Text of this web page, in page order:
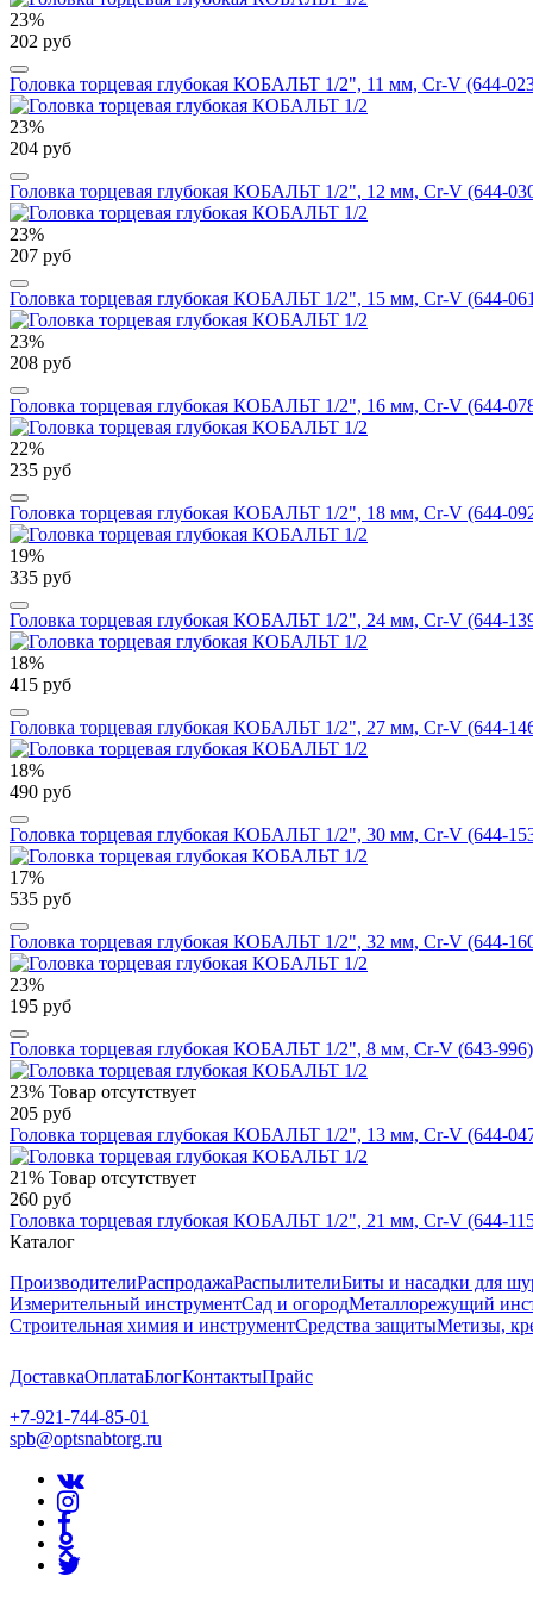
23%
202 руб
Головка торцевая глубокая КОБАЛЬТ 1/2", 11 мм, Cr-V (644-
23%
204 руб
Головка торцевая глубокая КОБАЛЬТ 1/2", 12 мм, Cr-V (644-
23%
207 руб
Головка торцевая глубокая КОБАЛЬТ 1/2", 15 мм, Cr-V (644-
23%
208 руб
Головка торцевая глубокая КОБАЛЬТ 1/2", 16 мм, Cr-V (644-
22%
235 руб
Головка торцевая глубокая КОБАЛЬТ 1/2", 18 мм, Cr-V (644-
19%
335 руб
Головка торцевая глубокая КОБАЛЬТ 1/2", 24 мм, Cr-V (644-
18%
415 руб
Головка торцевая глубокая КОБАЛЬТ 1/2", 27 мм, Cr-V (644-
18%
490 руб
Головка торцевая глубокая КОБАЛЬТ 1/2", 30 мм, Cr-V (644-
17%
535 руб
Головка торцевая глубокая КОБАЛЬТ 1/2", 32 мм, Cr-V (644-
23%
195 руб
Головка торцевая глубокая КОБАЛЬТ 1/2", 8 мм, Cr-V (643-996)
23% Товар отсутствует
205 руб
Головка торцевая глубокая КОБАЛЬТ 1/2", 13 мм, Cr-V (644-
21% Товар отсутствует
260 руб
Головка торцевая глубокая КОБАЛЬТ 1/2", 21 мм, Cr-V (644-
Каталог
ПроизводителиРаспродажаРаспылителиБиты и насадки для
Измерительный инструментСад и огородМеталлорежущий
Строительная химия и инструментСредства защитыМетизы,
ДоставкаОплатаБлогКонтактыПрайс
+7-921-744-85-01
spb@optsnabtorg.ru